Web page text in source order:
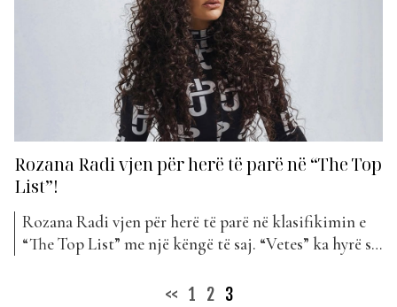
Rozana Radi vjen për herë të parë në “The Top
List”!
Rozana Radi vjen për herë të parë në klasifikimin e
“The Top List” me një këngë të saj. “Vetes” ka hyrë së
artistëve të Top Awards. Rozana është një nga
<< 1 2 3